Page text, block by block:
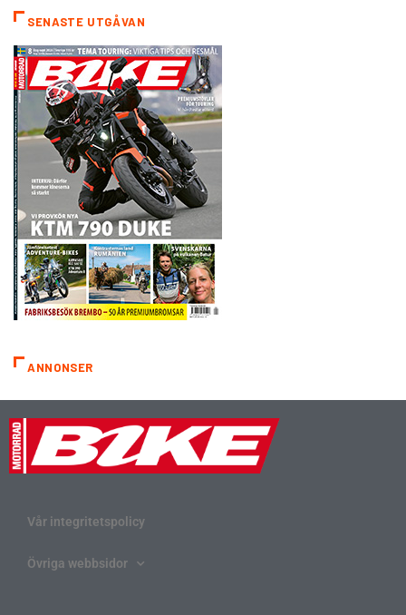
SENASTE UTGÅVAN
ANNONSER
Vår integritetspolicy
Övriga webbsidor